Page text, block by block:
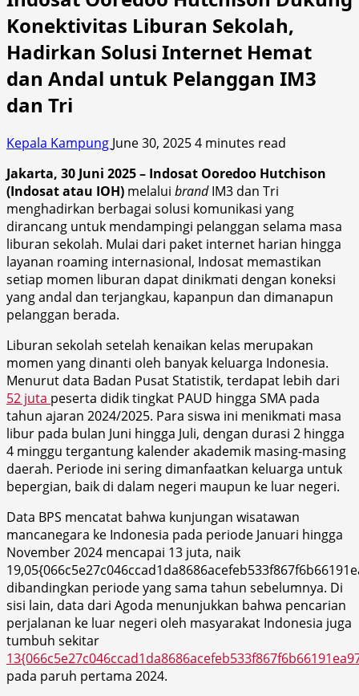
Konektivitas Liburan Sekolah,
Hadirkan Solusi Internet Hemat
dan Andal untuk Pelanggan IM3
dan Tri
Kepala Kampung June 30, 20254 minutes read
Jakarta, 30 Juni 2025 – Indosat Ooredoo Hutchison
(Indosat atau IOH) melalui brandIM3 dan Tri
menghadirkan berbagai solusi komunikasi yang
dirancang untuk mendampingi pelanggan selama masa
liburan sekolah. Mulai dari paket internet harian hingga
layanan roaming internasional, Indosat memastikan
setiap momen liburan dapat dinikmati dengan koneksi
yang andal dan terjangkau, kapanpun dan dimanapun
pelanggan berada.
Liburan sekolah setelah kenaikan kelas merupakan
momen yang dinanti oleh banyak keluarga Indonesia.
Menurut data Badan Pusat Statistik, terdapat lebih dari
52 juta peserta didik tingkat PAUD hingga SMA pada
tahun ajaran 2024/2025. Para siswa ini menikmati masa
libur pada bulan Juni hingga Juli, dengan durasi 2 hingga
4 minggu tergantung kalender akademik masing-masing
daerah. Periode ini sering dimanfaatkan keluarga untuk
bepergian, baik di dalam negeri maupun ke luar negeri.
Data BPS mencatat bahwa kunjungan wisatawan
mancanegara ke Indonesia pada periode Januari hingga
November 2024 mencapai 13 juta, naik
dibandingkan periode yang sama tahun sebelumnya. Di
sisi lain, data dari Agoda menunjukkan bahwa pencarian
perjalanan ke luar negeri oleh masyarakat Indonesia juga
tumbuh sekitar
pada paruh pertama 2024.